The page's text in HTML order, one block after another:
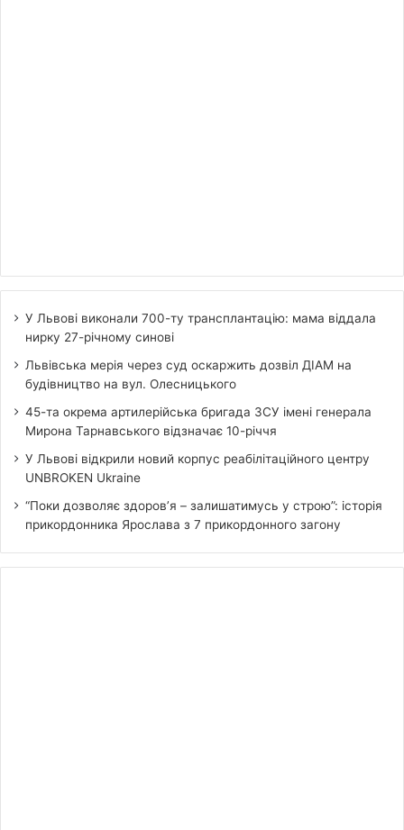
У Львові виконали 700-ту трансплантацію: мама віддала
нирку 27-річному синові
Львівська мерія через суд оскаржить дозвіл ДІАМ на
будівництво на вул. Олесницького
45-та окрема артилерійська бригада ЗСУ імені генерала
Мирона Тарнавського відзначає 10-річчя
У Львові відкрили новий корпус реабілітаційного центру
UNBROKEN Ukraine
“Поки дозволяє здоров’я – залишатимусь у строю”: історія
прикордонника Ярослава з 7 прикордонного загону